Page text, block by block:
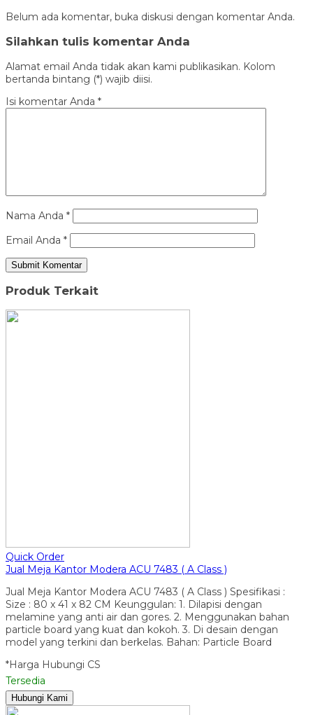
Belum ada komentar, buka diskusi dengan komentar Anda.
Silahkan tulis komentar Anda
Alamat email Anda tidak akan kami publikasikan. Kolom
bertanda bintang (*) wajib diisi.
Isi komentar Anda *
Nama Anda *
Email Anda *
Produk Terkait
Quick Order
Jual Meja Kantor Modera ACU 7483 ( A Class )
Jual Meja Kantor Modera ACU 7483 ( A Class ) Spesifikasi :
Size : 80 x 41 x 82 CM Keunggulan: 1. Dilapisi dengan
melamine yang anti air dan gores. 2. Menggunakan bahan
particle board yang kuat dan kokoh. 3. Di desain dengan
model yang terkini dan berkelas. Bahan: Particle Board
*Harga Hubungi CS
Tersedia
Hubungi Kami